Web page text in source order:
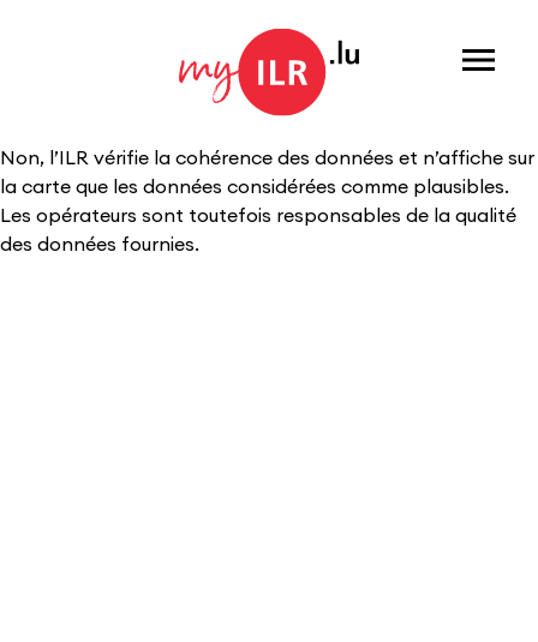
Menu
Non, l’ILR vérifie la cohérence des données et n’affiche sur
la carte que les données considérées comme plausibles.
Les opérateurs sont toutefois responsables de la qualité
des données fournies.​